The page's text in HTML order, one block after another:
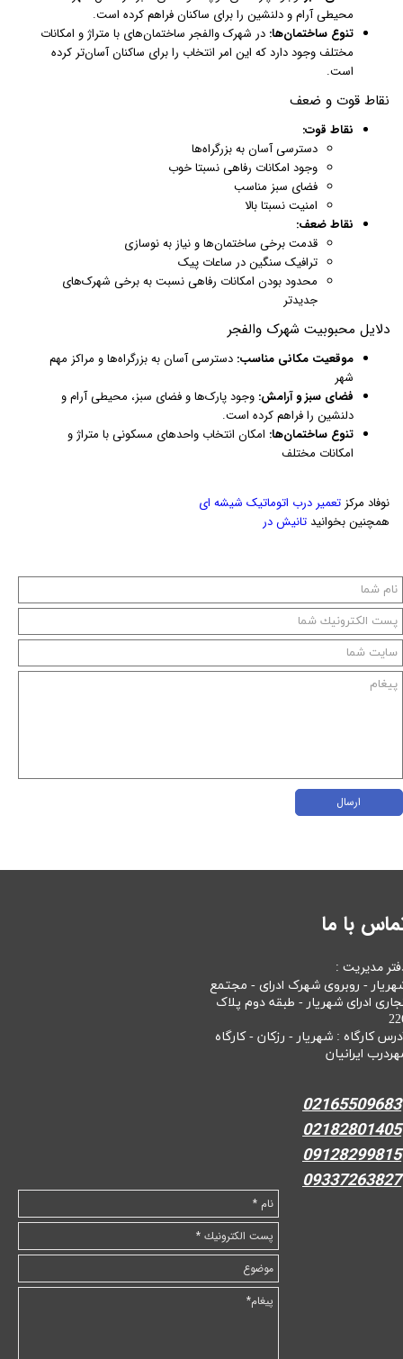
محیطی آرام و دلنشین را برای ساکنان فراهم کرده است.
تنوع ساختمان‌ها: در شهرک والفجر ساختمان‌های با متراژ و امکانات
مختلف وجود دارد که این امر انتخاب را برای ساکنان آسان‌تر کرده
است.
نقاط قوت و ضعف
نقاط قوت:
دسترسی آسان به بزرگراه‌ها
وجود امکانات رفاهی نسبتا خوب
فضای سبز مناسب
امنیت نسبتا بالا
نقاط ضعف:
قدمت برخی ساختمان‌ها و نیاز به نوسازی
ترافیک سنگین در ساعات پیک
محدود بودن امکانات رفاهی نسبت به برخی شهرک‌های
جدیدتر
دلایل محبوبیت شهرک والفجر
موقعیت مکانی مناسب: دسترسی آسان به بزرگراه‌ها و مراکز مهم
شهر
فضای سبز و آرامش: وجود پارک‌ها و فضای سبز، محیطی آرام و
دلنشین را فراهم کرده است.
تنوع ساختمان‌ها: امکان انتخاب واحدهای مسکونی با متراژ و
امکانات مختلف
نوفاد مرکز تعمیر درب اتوماتیک شیشه ای
همچنین بخوانید تانیش در
ارسال
با ما
مدیریت :
- روبروی شهرک ادرای - مجتمع
ادرای شهریار - طبقه دوم پلاک
کارگاه : شهریار - رزکان - کارگاه
ایرانیان
02165509683
02182801405
09128299815
09337263827